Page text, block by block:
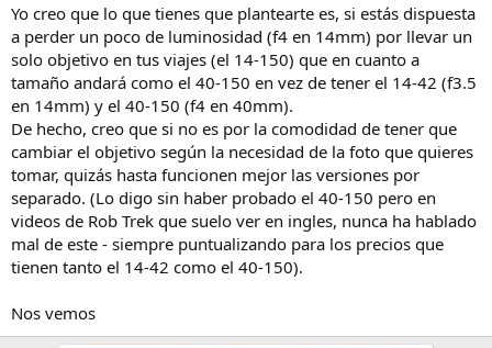
Yo creo que lo que tienes que plantearte es, si estás dispuesta
a perder un poco de luminosidad (f4 en 14mm) por llevar un
solo objetivo en tus viajes (el 14-150) que en cuanto a
tamaño andará como el 40-150 en vez de tener el 14-42 (f3.5
en 14mm) y el 40-150 (f4 en 40mm).
De hecho, creo que si no es por la comodidad de tener que
cambiar el objetivo según la necesidad de la foto que quieres
tomar, quizás hasta funcionen mejor las versiones por
separado. (Lo digo sin haber probado el 40-150 pero en
videos de Rob Trek que suelo ver en ingles, nunca ha hablado
mal de este - siempre puntualizando para los precios que
tienen tanto el 14-42 como el 40-150).
Nos vemos